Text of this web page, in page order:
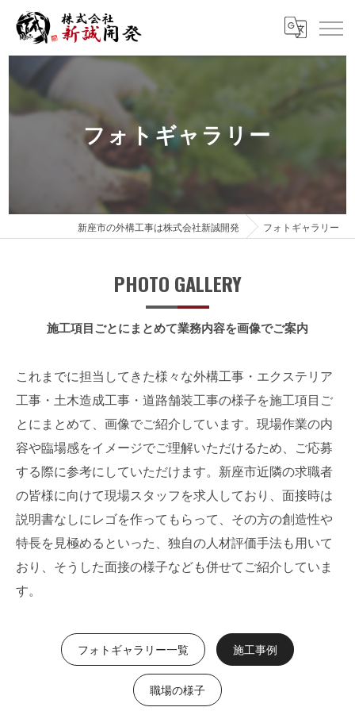
フォトギャラリー
新座市の外構工事は株式会社新誠開発 フォトギャラリー
PHOTO GALLERY
施工項目ごとにまとめて業務内容を画像でご案内
これまでに担当してきた様々な外構工事・エクステリア
工事・土木造成工事・道路舗装工事の様子を施工項目ご
とにまとめて、画像でご紹介しています。現場作業の内
容や臨場感をイメージでご理解いただけるため、ご応募
する際に参考にしていただけます。新座市近隣の求職者
の皆様に向けて現場スタッフを求人しており、面接時は
説明書なしにレゴを作ってもらって、その方の創造性や
特長を見極めるといった、独自の人材評価手法も用いて
おり、そうした面接の様子なども併せてご紹介していま
す。
フォトギャラリー一覧 施工事例
職場の様子